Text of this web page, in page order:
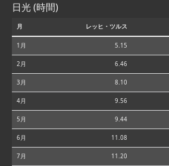
日光 (時間)
月 レッヒ・ツルス
1月 5.15
2月 6.46
3月 8.10
4月 9.56
5月 9.44
6月 11.08
7月 11.20